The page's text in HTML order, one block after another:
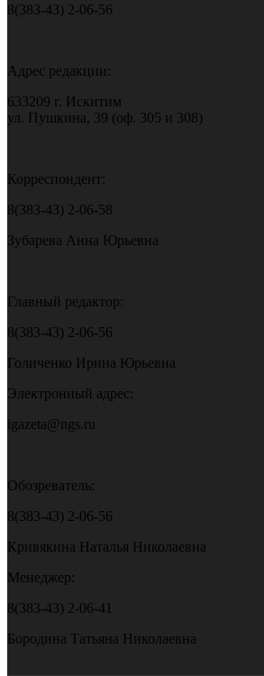
8(383-43) 2-06-56
Адрес редакции:
633209 г. Искитим
ул. Пушкина, 39 (оф. 305 и 308)
Корреспондент:
8(383-43) 2-06-58
Зубарева Анна Юрьевна
Главный редактор:
8(383-43) 2-06-56
Голиченко Ирина Юрьевна
Электронный адрес:
igazeta@ngs.ru
Обозреватель:
8(383-43) 2-06-56
Кривякина Наталья Николаевна
Менеджер:
8(383-43) 2-06-41
Бородина Татьяна Николаевна